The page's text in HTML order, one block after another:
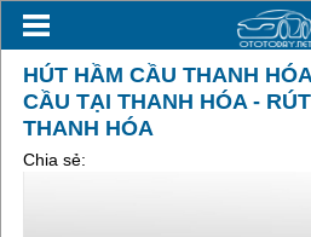
HÚT HẦM CẦU THANH
CẦU TẠI THANH HÓA -
THANH HÓA
Chia sẻ: